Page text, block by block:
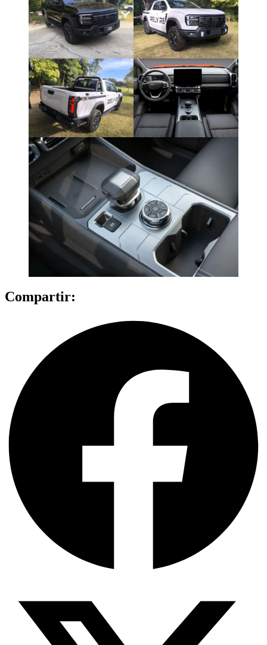
Compartir: